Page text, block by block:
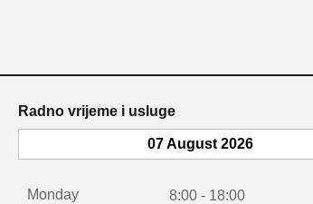
Radno vrijeme i usluge
07 August 2026
Monday 8:00 - 18:00